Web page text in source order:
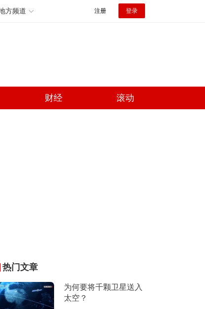
方频道 注册 登录
财经 滚动
热门文章
为何要将千颗卫星送入
太空？